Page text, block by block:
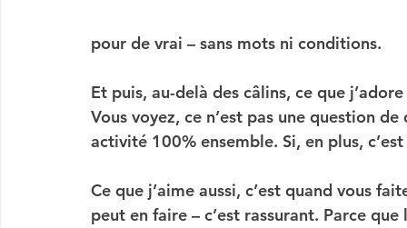
pour de vrai – sans mots ni conditions.
Et puis, au-delà des câlins, ce que
Vous voyez, ce n’est pas une question
activité 100% ensemble. Si, en plus,
Ce que j’aime aussi, c’est quand vous
peut en faire – c’est rassurant. Parce